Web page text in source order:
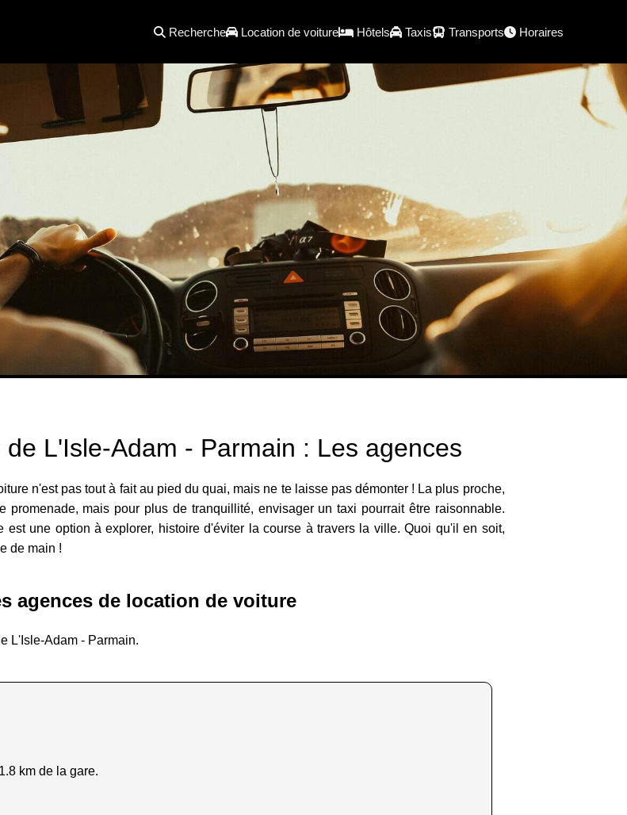
Recherche Location de voiture Hôtels Taxis Transports Horaires
L'Isle-Adam - Parmain : Les agences
n'est pas tout à fait au pied du quai, mais ne te laisse pas démonter ! La plus proche,
promenade, mais pour plus de tranquillité, envisager un taxi pourrait être raisonnable.
une option à explorer, histoire d'éviter la course à travers la ville. Quoi qu'il en soit,
de main !
agences de location de voiture
L'Isle-Adam - Parmain.
km de la gare.